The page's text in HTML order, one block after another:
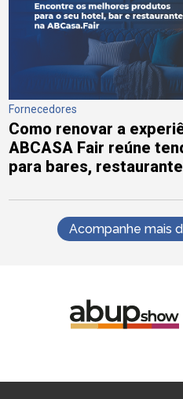
Fornecedores
Como renovar a
ABCASA Fair reúne
para bares,
Acompanhe mais